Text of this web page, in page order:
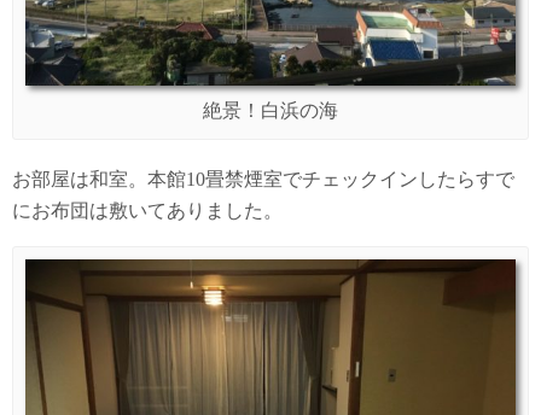
絶景！白浜の海
お部屋は和室。本館10畳禁煙室でチェックインしたらすで
にお布団は敷いてありました。